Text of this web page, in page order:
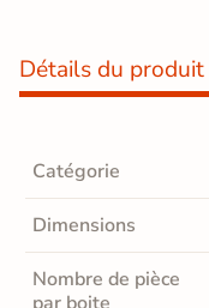
Détails du produit
Catégorie
Dimensions
Nombre de pièce